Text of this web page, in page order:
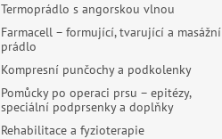
Termoprádlo s angorskou vlnou
Farmacell – formující, tvarující a masážní
prádlo
Kompresní punčochy a podkolenky
Pomůcky po operaci prsu – epitézy,
speciální podprsenky a doplňky
Rehabilitace a fyzioterapie